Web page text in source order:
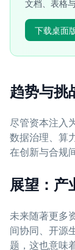
文档、表格
下载桌面
趋势与挑
尽管资本注入
数据治理、算
在创新与合规
展望：产
未来随著更多
间协同、开源
题，这也意味